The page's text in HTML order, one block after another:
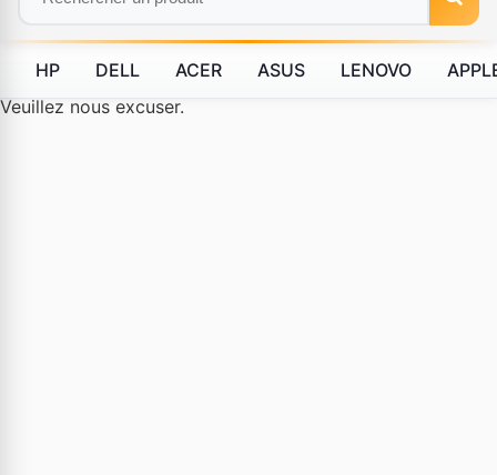
HP DELL ACER ASUS LENOVO
Le produit #BLD--12232 n'est plus disponible à la vente.
Veuillez nous excuser.